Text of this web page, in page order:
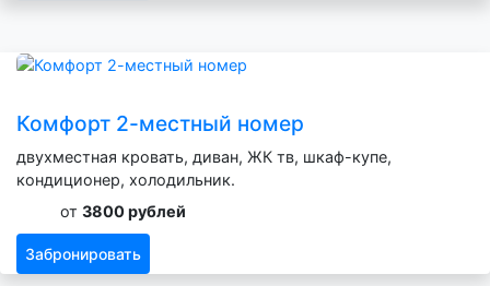
Комфорт 2-местный номер
двухместная кровать, диван, ЖК тв, шкаф-купе,
кондиционер, холодильник.
от 3800 рублей
Забронировать